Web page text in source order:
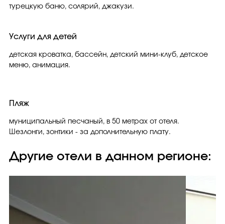
турецкую баню, солярий, джакузи.
Услуги для детей
детская кроватка, бассейн, детский мини-клуб, детское
меню, анимация.
Пляж
муниципальный песчаный, в 50 метрах от отеля.
Шезлонги, зонтики - за дополнительную плату.
Другие отели в данном регионе: